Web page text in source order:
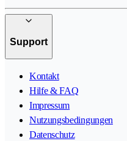
Support
Kontakt
Hilfe & FAQ
Impressum
Nutzungsbedingungen
Datenschutz